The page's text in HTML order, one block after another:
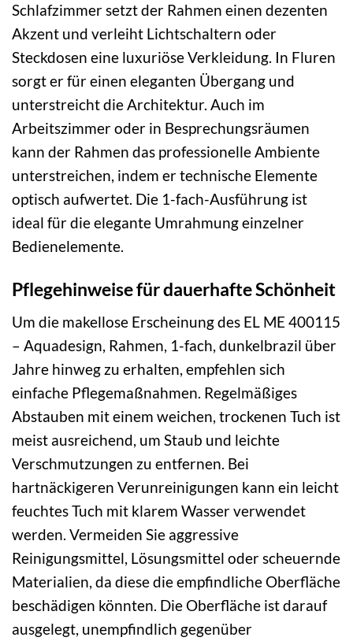
Schlafzimmer setzt der Rahmen einen dezenten
Akzent und verleiht Lichtschaltern oder
Steckdosen eine luxuriöse Verkleidung. In Fluren
sorgt er für einen eleganten Übergang und
unterstreicht die Architektur. Auch im
Arbeitszimmer oder in Besprechungsräumen
kann der Rahmen das professionelle Ambiente
unterstreichen, indem er technische Elemente
optisch aufwertet. Die 1-fach-Ausführung ist
ideal für die elegante Umrahmung einzelner
Bedienelemente.
Pflegehinweise für dauerhafte Schönheit
Um die makellose Erscheinung des EL ME 400115
– Aquadesign, Rahmen, 1-fach, dunkelbrazil über
Jahre hinweg zu erhalten, empfehlen sich
einfache Pflegemaßnahmen. Regelmäßiges
Abstauben mit einem weichen, trockenen Tuch ist
meist ausreichend, um Staub und leichte
Verschmutzungen zu entfernen. Bei
hartnäckigeren Verunreinigungen kann ein leicht
feuchtes Tuch mit klarem Wasser verwendet
werden. Vermeiden Sie aggressive
Reinigungsmittel, Lösungsmittel oder scheuernde
Materialien, da diese die empfindliche Oberfläche
beschädigen könnten. Die Oberfläche ist darauf
ausgelegt, unempfindlich gegenüber